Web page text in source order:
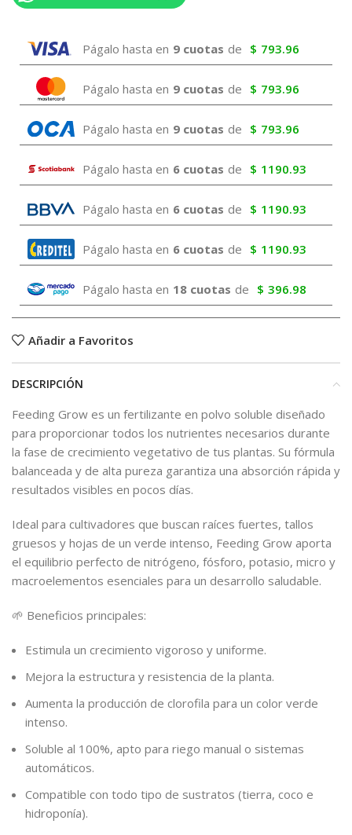
Págalo hasta en 9 cuotas de $ 793.96
Págalo hasta en 9 cuotas de $ 793.96
Págalo hasta en 9 cuotas de $ 793.96
Págalo hasta en 6 cuotas de $ 1190.93
Págalo hasta en 6 cuotas de $ 1190.93
Págalo hasta en 6 cuotas de $ 1190.93
Págalo hasta en 18 cuotas de $ 396.98
Añadir a Favoritos
DESCRIPCIÓN
Feeding Grow es un fertilizante en polvo soluble diseñado
para proporcionar todos los nutrientes necesarios durante
la fase de crecimiento vegetativo de tus plantas. Su fórmula
balanceada y de alta pureza garantiza una absorción rápida y
resultados visibles en pocos días.
Ideal para cultivadores que buscan raíces fuertes, tallos
gruesos y hojas de un verde intenso, Feeding Grow aporta
el equilibrio perfecto de nitrógeno, fósforo, potasio, micro y
macroelementos esenciales para un desarrollo saludable.
🌱 Beneficios principales:
Estimula un crecimiento vigoroso y uniforme.
Mejora la estructura y resistencia de la planta.
Aumenta la producción de clorofila para un color verde
intenso.
Soluble al 100%, apto para riego manual o sistemas
automáticos.
Compatible con todo tipo de sustratos (tierra, coco e
hidroponía).